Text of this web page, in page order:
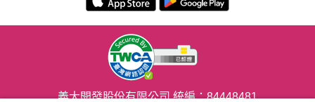
義大開發股份有限公司 統編：84448481